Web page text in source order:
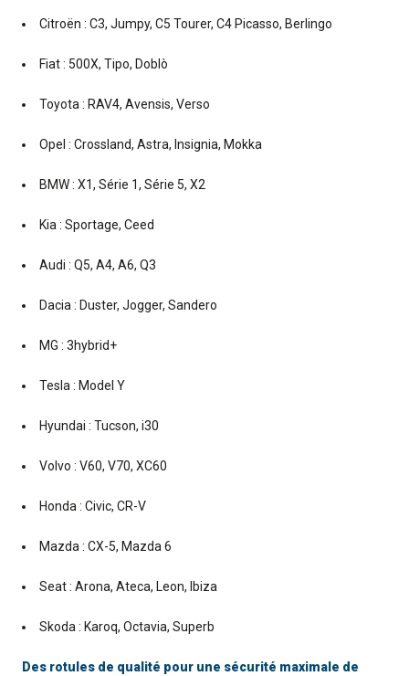
Citroën : C3, Jumpy, C5 Tourer, C4 Picasso, Berlingo
Fiat : 500X, Tipo, Doblò
Toyota : RAV4, Avensis, Verso
Opel : Crossland, Astra, Insignia, Mokka
BMW : X1, Série 1, Série 5, X2
Kia : Sportage, Ceed
Audi : Q5, A4, A6, Q3
Dacia : Duster, Jogger, Sandero
MG : 3hybrid+
Tesla : Model Y
Hyundai : Tucson, i30
Volvo : V60, V70, XC60
Honda : Civic, CR-V
Mazda : CX-5, Mazda 6
Seat : Arona, Ateca, Leon, Ibiza
Skoda : Karoq, Octavia, Superb
Des rotules de qualité pour une sécurité maximale de